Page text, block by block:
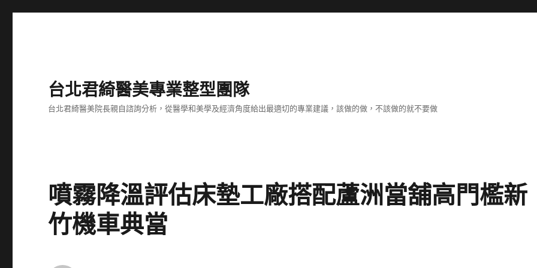
台北君綺醫美專業整型團隊
台北君綺醫美院長親自諮詢分析，從醫學和美學及經濟角度給出最適切的專業建議，該做的做，不該做的就不要做
噴霧降溫評估床墊工廠搭配蘆洲當舖高門檻新
竹機車典當